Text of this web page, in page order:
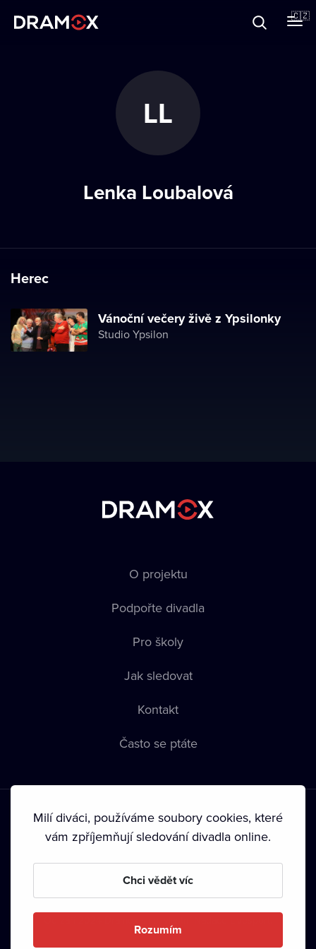
🇨🇿
LL
Lenka Loubalová
Herec
Vánoční večery živě z Ypsilonky
Studio Ypsilon
O projektu
Podpořte divadla
Pro školy
Jak sledovat
Kontakt
Často se ptáte
Podmínky používání • Ochrana soukromí • Zásady používání
• Autorská práva•
Milí diváci, používáme soubory cookies, které
vám zpříjemňují sledování divadla online.
Chci vědět víc
Rozumím